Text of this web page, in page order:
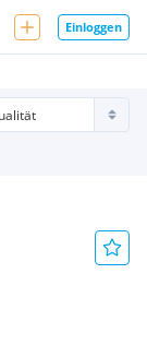
Einloggen